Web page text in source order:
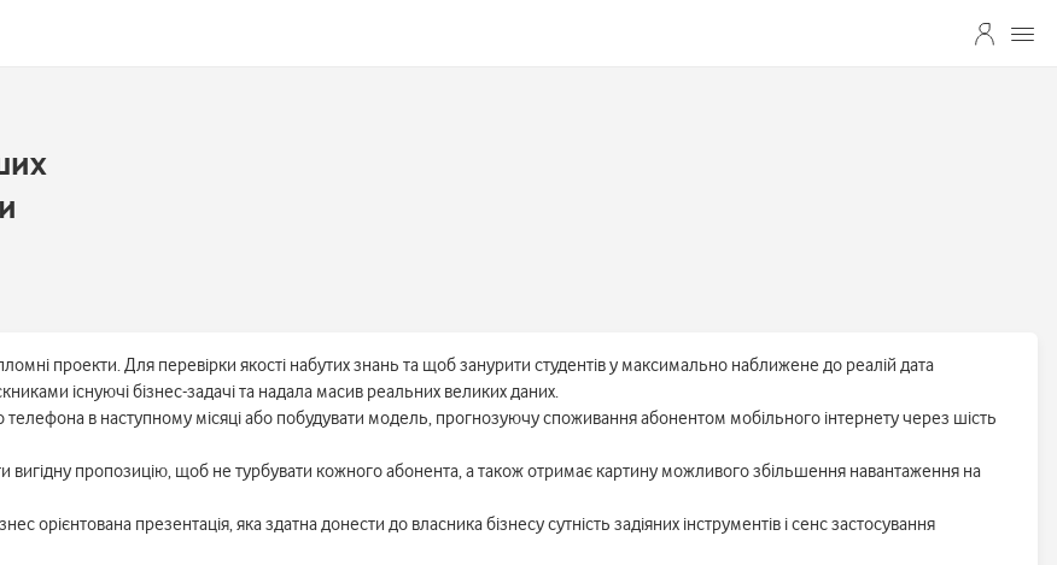
проекти. Для перевірки якості набутих знань та щоб занурити студентів у максимально наближене до реалій дата
існуючі бізнес-задачі та надала масив реальних великих даних.
в наступному місяці або побудувати модель, прогнозуючу споживання абонентом мобільного інтернету через шість
вигідну пропозицію, щоб не турбувати кожного абонента, а також отримає картину можливого збільшення навантаження на
орієнтована презентація, яка здатна донести до власника бізнесу сутність задіяних інструментів і сенс застосування